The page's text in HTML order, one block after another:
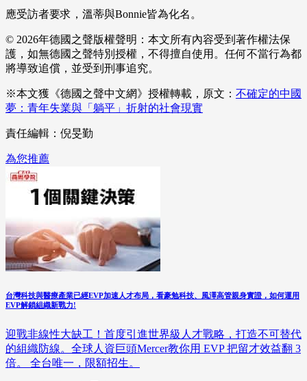
應受訪者要求，溫蒂與Bonnie皆為化名。
© 2026年德國之聲版權聲明：本文所有內容受到著作權法保
護，如無德國之聲特別授權，不得擅自使用。任何不當行為都
將導致追償，並受到刑事追究。
※本文獲《德國之聲中文網》授權轉載，原文： 不確定的中國
夢：青年失業與「躺平」折射的社會現實
責任編輯：倪旻勤
為您推薦
台灣科技與醫療產業已經EVP加速人才布局，看豪勉科技、風澤高管親身實證，如何運用
EVP解鎖組織新戰力!
迎戰非線性大缺工！首度引進世界級人才戰略，打造不可替代
的組織防線。全球人資巨頭Mercer教你用 EVP 把留才效益翻 3
倍。 全台唯一，限額招生。